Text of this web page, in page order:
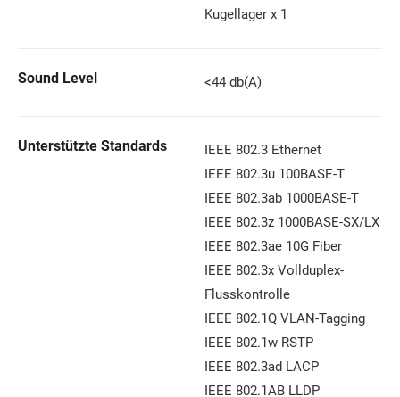
Kugellager x 1
Sound Level <44 db(A)
Unterstützte Standards
IEEE 802.3 Ethernet
IEEE 802.3u 100BASE-T
IEEE 802.3ab 1000BASE-T
IEEE 802.3z 1000BASE-SX/LX
IEEE 802.3ae 10G Fiber
IEEE 802.3x Vollduplex-
Flusskontrolle
IEEE 802.1Q VLAN-Tagging
IEEE 802.1w RSTP
IEEE 802.3ad LACP
IEEE 802.1AB LLDP